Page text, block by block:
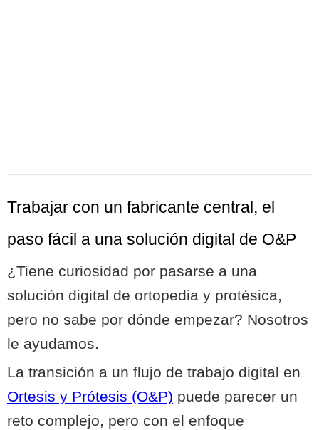
Trabajar con un fabricante central, el
paso fácil a una solución digital de O&P
¿Tiene curiosidad por pasarse a una
solución digital de ortopedia y protésica,
pero no sabe por dónde empezar? Nosotros
le ayudamos.
La transición a un flujo de trabajo digital en
Ortesis y Prótesis (O&P) puede parecer un
reto complejo, pero con el enfoque